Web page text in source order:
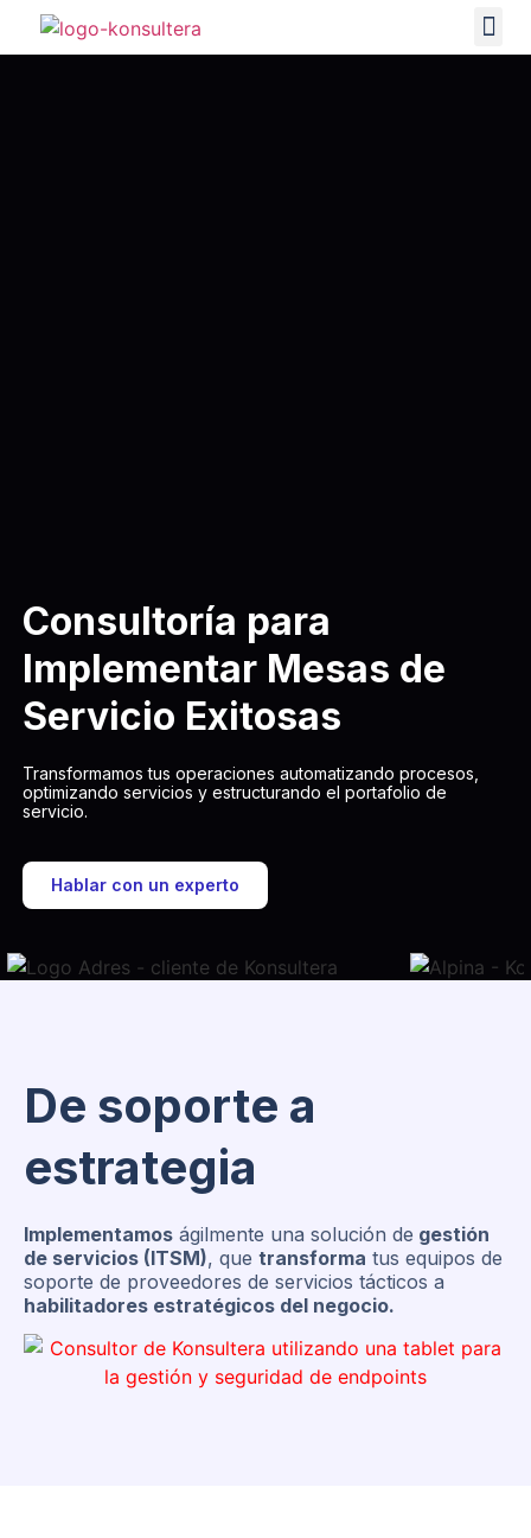
Consultoría para
Implementar Mesas de
Servicio Exitosas
Transformamos tus operaciones automatizando procesos,
optimizando servicios y estructurando el portafolio de
servicio.
Hablar con un experto
De soporte a
estrategia
Implementamos ágilmente una solución de gestión
de servicios (ITSM), que transforma tus equipos de
soporte de proveedores de servicios tácticos a
habilitadores estratégicos del negocio.